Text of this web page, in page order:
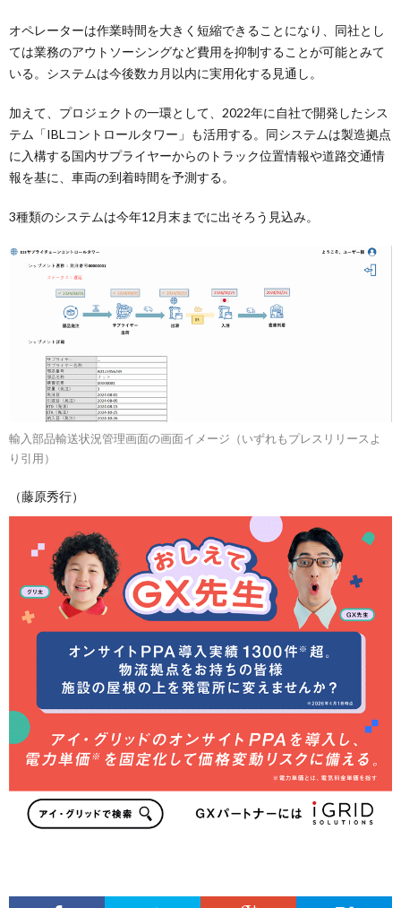
オペレーターは作業時間を大きく短縮できることになり、同社とし
ては業務のアウトソーシングなど費用を抑制することが可能とみて
いる。システムは今後数カ月以内に実用化する見通し。
加えて、プロジェクトの一環として、2022年に自社で開発したシス
テム「IBLコントロールタワー」も活用する。同システムは製造拠点
に入構する国内サプライヤーからのトラック位置情報や道路交通情
報を基に、車両の到着時間を予測する。
3種類のシステムは今年12月末までに出そろう見込み。
輸入部品輸送状況管理画面の画面イメージ（いずれもプレスリリースよ
り引用）
（藤原秀行）